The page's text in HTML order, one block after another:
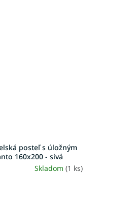
posteľ s úložným
160x200 - sivá
Skladom (1 ks)